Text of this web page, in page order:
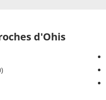
d'Ohis